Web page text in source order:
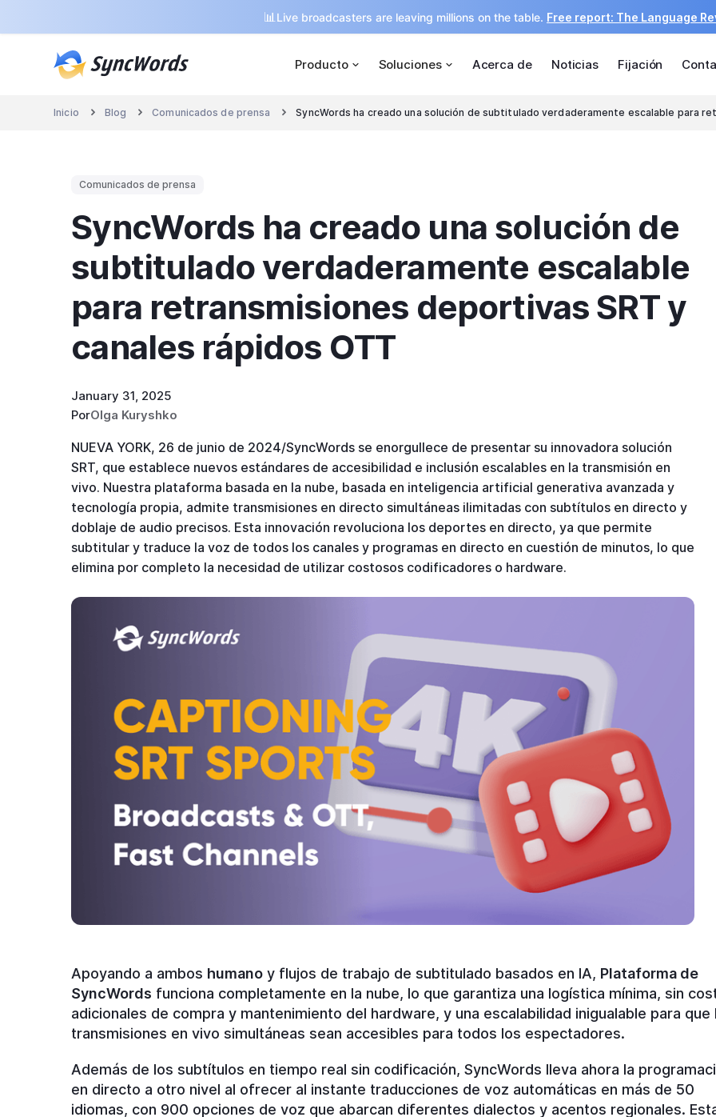
📊Live broadcasters are leaving millions on the table. Free report: The Language
Producto Soluciones Acerca de Noticias Fijación
Inicio  Blog  Comunicados de prensa  SyncWords ha creado una solución de subtitulado verdaderamente escalable para
Comunicados de prensa
SyncWords ha creado una solución de
subtitulado verdaderamente escalable
para retransmisiones deportivas SRT y
canales rápidos OTT
January 31, 2025
PorOlga Kuryshko
NUEVA YORK, 26 de junio de 2024/SyncWords se enorgullece de presentar su innovadora solución
SRT, que establece nuevos estándares de accesibilidad e inclusión escalables en la transmisión en
vivo. Nuestra plataforma basada en la nube, basada en inteligencia artificial generativa avanzada y
tecnología propia, admite transmisiones en directo simultáneas ilimitadas con subtítulos en directo y
doblaje de audio precisos. Esta innovación revoluciona los deportes en directo, ya que permite
subtitular y traduce la voz de todos los canales y programas en directo en cuestión de minutos, lo que
elimina por completo la necesidad de utilizar costosos codificadores o hardware.
Apoyando a ambos humano y flujos de trabajo de subtitulado basados en IA, Plataforma de
SyncWords funciona completamente en la nube, lo que garantiza una logística mínima, sin
adicionales de compra y mantenimiento del hardware, y una escalabilidad inigualable para que
transmisiones en vivo simultáneas sean accesibles para todos los espectadores.
Además de los subtítulos en tiempo real sin codificación, SyncWords lleva ahora la
en directo a otro nivel al ofrecer al instante traducciones de voz automáticas en más de 50
idiomas, con 900 opciones de voz que abarcan diferentes dialectos y acentos regionales.